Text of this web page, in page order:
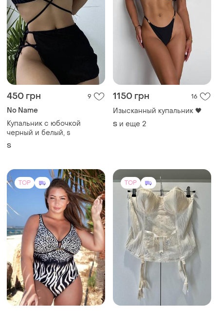
450 грн 9
No Name
Купальник с юбочкой
черный и белый, s
S
1150 грн 16
Изысканный купальник 🖤
S и еще 2
TOP TOP